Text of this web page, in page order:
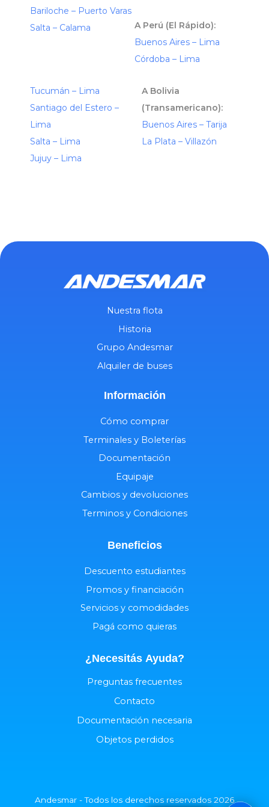
Bariloche – Puerto Varas
Salta – Calama
A Perú (El Rápido):
Buenos Aires – Lima
Córdoba – Lima
Tucumán – Lima
Santiago del Estero –
Lima
Salta – Lima
Jujuy – Lima
A Bolivia
(Transamericano):
Buenos Aires – Tarija
La Plata – Villazón
Nuestra flota
Historia
Grupo Andesmar
Alquiler de buses
Información
Cómo comprar
Terminales y Boleterías
Documentación
Equipaje
Cambios y devoluciones
Terminos y Condiciones
Beneficios
Descuento estudiantes
Promos y financiación
Servicios y comodidades
Pagá como quieras
¿Necesitás Ayuda?
Preguntas frecuentes
Contacto
Documentación necesaria
Objetos perdidos
Andesmar - Todos los derechos reservados 2026